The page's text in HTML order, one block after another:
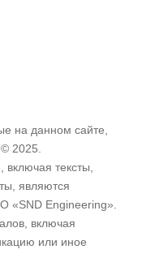
на данном сайте,
2025.
тексты,
являются
«SND Engineering».
включая
или иное